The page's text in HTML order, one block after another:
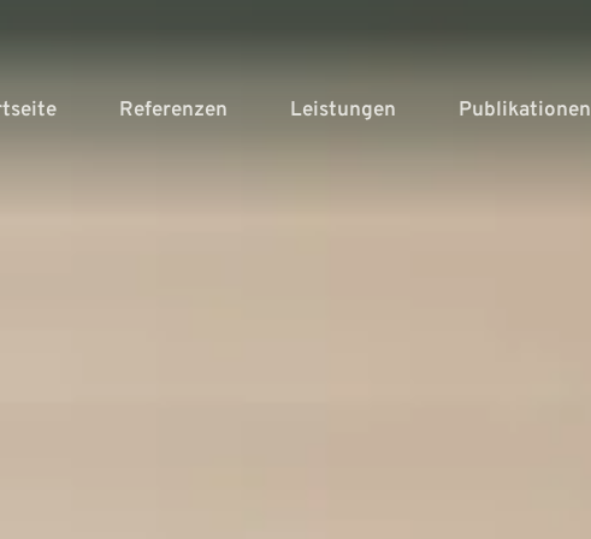
Referenzen Leistungen Publikationen